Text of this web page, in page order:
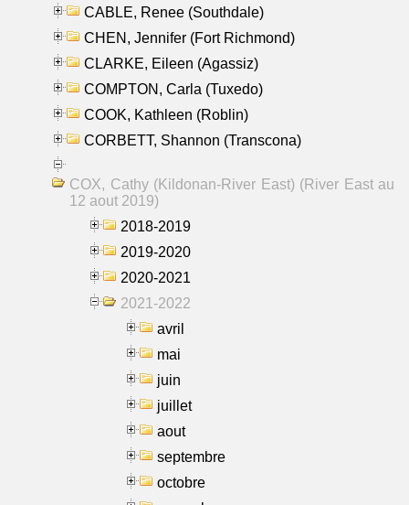
CABLE, Renee (Southdale)
CHEN, Jennifer (Fort Richmond)
CLARKE, Eileen (Agassiz)
COMPTON, Carla (Tuxedo)
COOK, Kathleen (Roblin)
CORBETT, Shannon (Transcona)
COX, Cathy (Kildonan-River East) (River East au
12 aout 2019)
2018-2019
2019-2020
2020-2021
2021-2022
avril
mai
juin
juillet
aout
septembre
octobre